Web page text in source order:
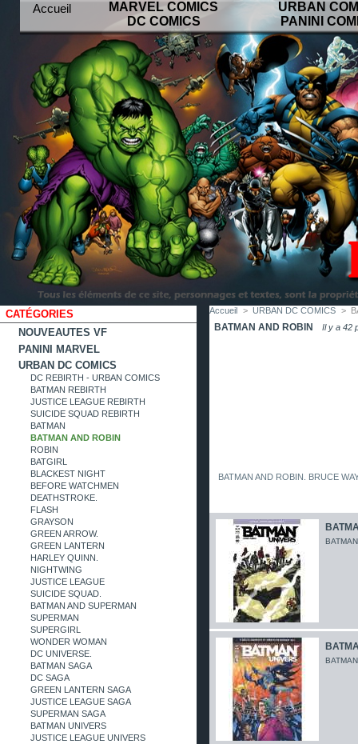
Accueil
MARVEL COMICS
DC COMICS
URBAN
PANINI
du
favoris
CATÉGORIES
NOUVEAUTES VF
PANINI MARVEL
URBAN DC COMICS
DC REBIRTH - URBAN COMICS
BATMAN REBIRTH
JUSTICE LEAGUE REBIRTH
SUICIDE SQUAD REBIRTH
BATMAN
BATMAN AND ROBIN
ROBIN
BATGIRL
BLACKEST NIGHT
BEFORE WATCHMEN
DEATHSTROKE.
FLASH
GRAYSON
GREEN ARROW.
GREEN LANTERN
HARLEY QUINN.
NIGHTWING
JUSTICE LEAGUE
SUICIDE SQUAD.
BATMAN AND SUPERMAN
SUPERMAN
SUPERGIRL
WONDER WOMAN
DC UNIVERSE.
BATMAN SAGA
DC SAGA
GREEN LANTERN SAGA
JUSTICE LEAGUE SAGA
SUPERMAN SAGA
BATMAN UNIVERS
JUSTICE LEAGUE UNIVERS
Accueil > URBAN DC COMICS >
BATMAN AND ROBIN Il y a 42
BATMAN AND ROBIN. BRUCE
BATMAN
BATMAN